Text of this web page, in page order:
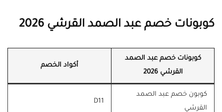
كوبونات خصم عبد الصمد القرشي 2026
كوبونات خصم عبد الصمد
القرشي 2026
أكواد الخصم
كوبون خصم عبد الصمد
القرشي
D11